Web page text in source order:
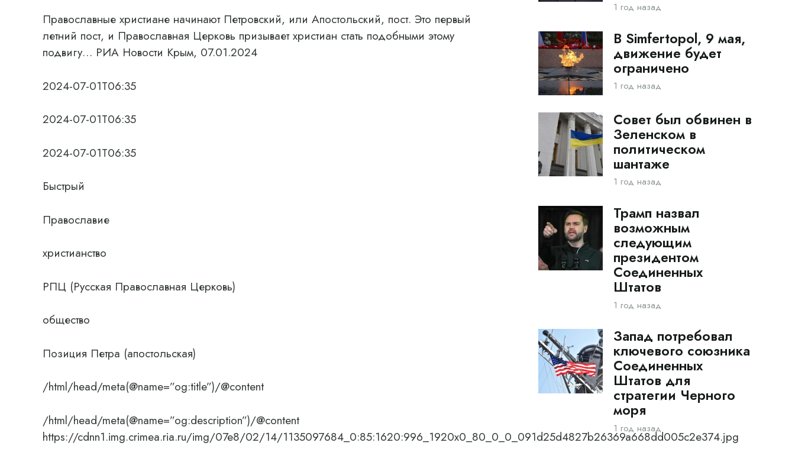
Православные христиане начинают Петровский, или Апостольский, пост. Это первый
летний пост, и Православная Церковь призывает христиан стать подобными этому
подвигу… РИА Новости Крым, 07.01.2024
2024-07-01T06:35
2024-07-01T06:35
2024-07-01T06:35
Быстрый
Православие
христианство
РПЦ (Русская Православная Церковь)
общество
Позиция Петра (апостольская)
/html/head/meta(@name=”og:title”)/@content
/html/head/meta(@name=”og:description”)/@content
https://cdnn1.img.crimea.ria.ru/img/07e8/02/14/1135097684_0:85:1620:996_1920x0_80_0_0_091d25d4827b26369a668dd005c2e374.jpg
1 год назад
В Simfertopol, 9 мая,
движение будет
ограничено
1 год назад
Совет был обвинен в
Зеленском в
политическом
шантаже
1 год назад
Трамп назвал
возможным
следующим
президентом
Соединенных
Штатов
1 год назад
Запад потребовал
ключевого союзника
Соединенных
Штатов для
стратегии Черного
моря
1 год назад